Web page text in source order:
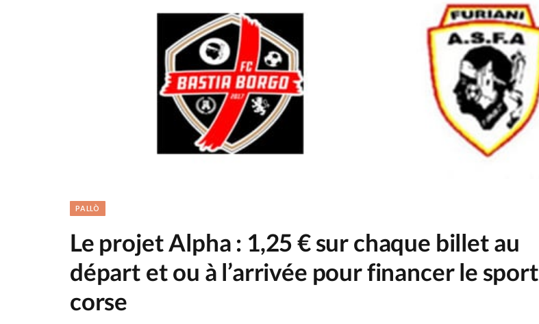
PALLÒ
Le projet Alpha : 1,25 € sur chaque billet au
départ et ou à l’arrivée pour financer le sport
corse